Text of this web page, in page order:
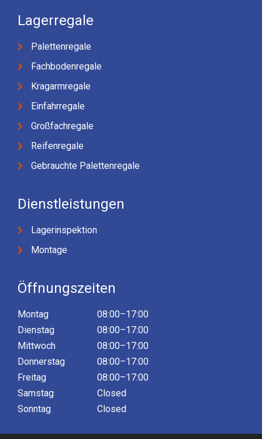
Lagerregale
Palettenregale
Fachbodenregale
Kragarmregale
Einfahrregale
Großfachregale
Reifenregale
Gebrauchte Palettenregale
Dienstleistungen
Lagerinspektion
Montage
Öffnungszeiten
Montag
Dienstag
Mittwoch
Donnerstag
Freitag
Samstag
Sonntag
08:00–17:00
08:00–17:00
08:00–17:00
08:00–17:00
08:00–17:00
Closed
Closed